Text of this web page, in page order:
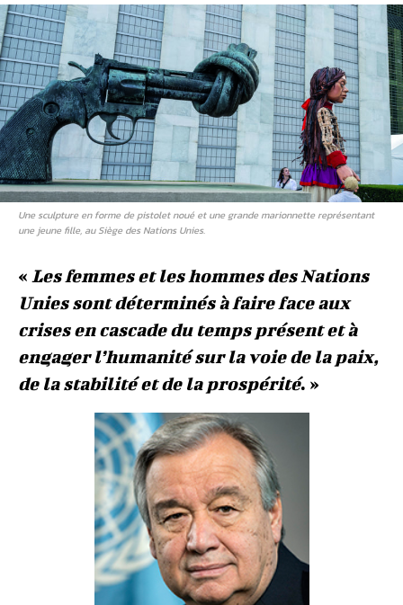
Une sculpture en forme de pistolet noué et une grande marionnette représentant
une jeune fille, au Siège des Nations Unies.
« Les femmes et les hommes des Nations
Unies sont déterminés à faire face aux
crises en cascade du temps présent et à
engager l’humanité sur la voie de la paix,
de la stabilité et de la prospérité. »